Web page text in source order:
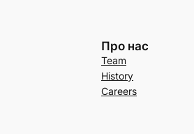
Про нас
Team
History
Careers